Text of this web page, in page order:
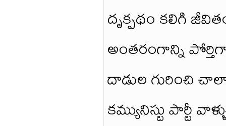
దృక్పథం కలిగి
అంతరంగాన్ని
దాడుల గురించి
కమ్యునిస్టు పార్టీ